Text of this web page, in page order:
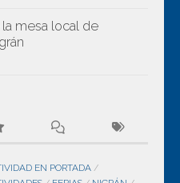
mesa local de
EN PORTADA /